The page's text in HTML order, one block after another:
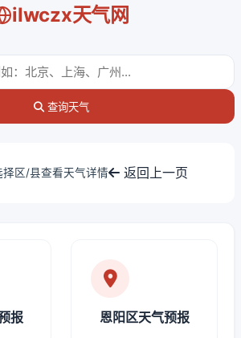
ilwczx天气网
查询天气
择区/县查看天气详情 返回上一页
报 恩阳区天气预报